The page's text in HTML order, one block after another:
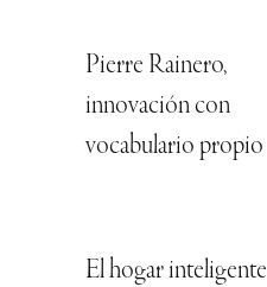
Pierre Rainero,
innovación con
vocabulario propio
El hogar inteligente